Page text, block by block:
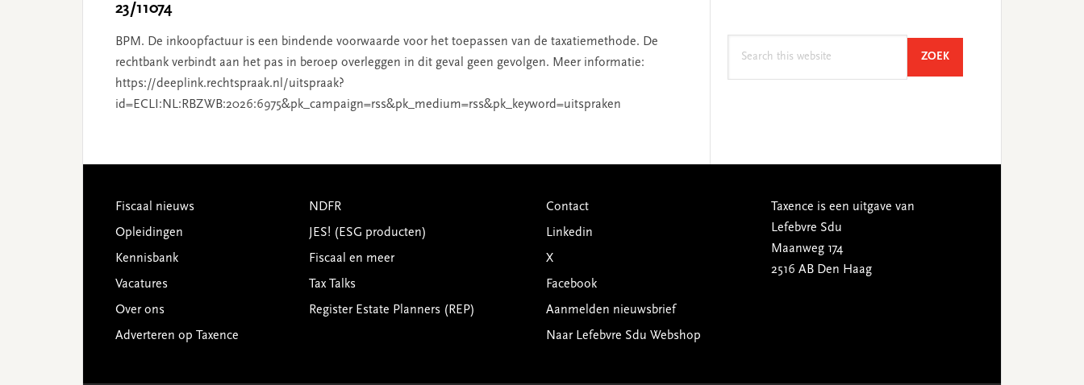
23/11074
BPM. De inkoopfactuur is een bindende voorwaarde voor het toepassen van de taxatiemethode. De
rechtbank verbindt aan het pas in beroep overleggen in dit geval geen gevolgen. Meer informatie:
https://deeplink.rechtspraak.nl/uitspraak?
id=ECLI:NL:RBZWB:2026:6975&pk_campaign=rss&pk_medium=rss&pk_keyword=uitspraken
ZOEKSEARCH
Footer
Fiscaal nieuws
Opleidingen
Kennisbank
Vacatures
Over ons
Adverteren op Taxence
NDFR
JES! (ESG producten)
Fiscaal en meer
Tax Talks
Register Estate Planners (REP)
Contact
Linkedin
X
Facebook
Aanmelden nieuwsbrief
Naar Lefebvre Sdu Webshop
Taxence is een uitgave van
Lefebvre Sdu
Maanweg 174
2516 AB Den Haag